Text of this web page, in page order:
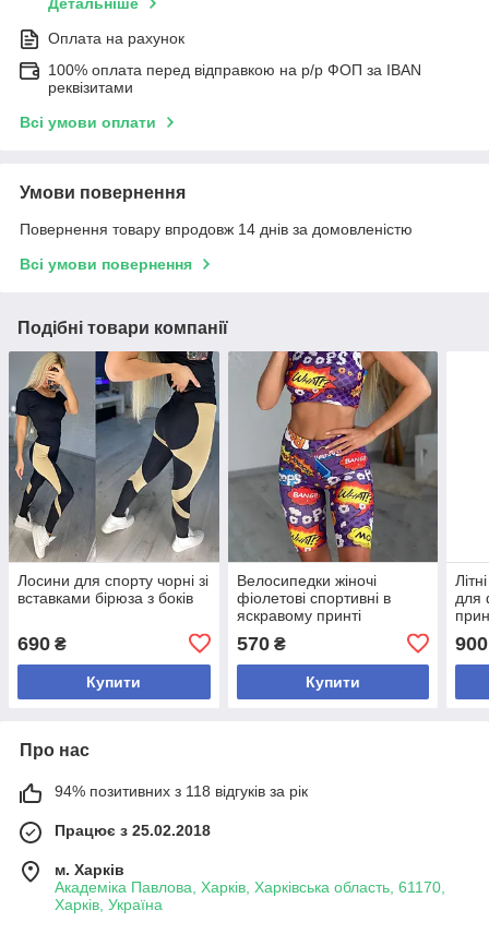
Оплата на рахунок
100% оплата перед відправкою на р/р ФОП за IBAN
реквізитами
Всі умови оплати
Умови повернення
Повернення товару впродовж 14 днів за домовленістю
Всі умови повернення
Подібні товари компанії
Лосини для спорту чорні зі
вставками бірюза з боків
690 ₴
Купити
Велосипедки жіночі
фіолетові спортивні в
яскравому принті
570₴
Купити
для
900
Про нас
94% позитивних з 118 відгуків за рік
Працює з 25.02.2018
м. Харків
Академіка Павлова, Харків, Харківська область, 61170,
Харків, Україна